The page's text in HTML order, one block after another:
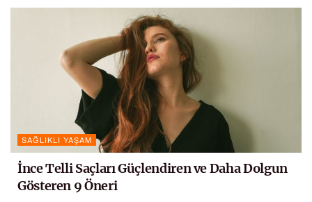
SAĞLIKLI YAŞAM
İnce Telli Saçları Güçlendiren ve Daha Dolgun
Gösteren 9 Öneri